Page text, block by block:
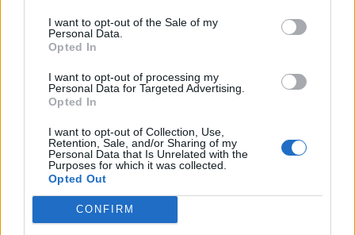
I want to opt-out of the Sale of my
Personal Data.
Opted In
I want to opt-out of processing my
Personal Data for Targeted Advertising.
Opted In
I want to opt-out of Collection, Use,
Retention, Sale, and/or Sharing of my
Personal Data that Is Unrelated with the
Purposes for which it was collected.
Opted Out
CONFIRM
3
VIIHDEUUTISET
Sääennuste ulottuu nyt
marraskuulle – tältä näyttää